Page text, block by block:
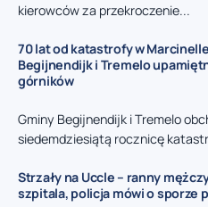
kierowców za przekroczenie...
70 lat od katastrofy w
Begijnendijk i Tremelo
górników
Gminy Begijnendijk i Tremelo
siedemdziesiątą rocznicę
Strzały na Uccle – ranny
szpitala, policja mówi o sporze